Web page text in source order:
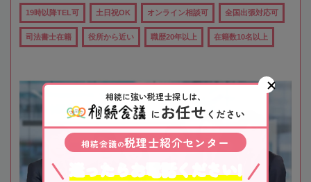
19時以降TEL可 土日祝OK オンライン相談可 全国出張対応可
司法書士在籍 役所から近い 職歴20年以上 在籍数10名以上
相続に強い税理士探しは、
にお任せ ください
相続会議の税理士紹介センター